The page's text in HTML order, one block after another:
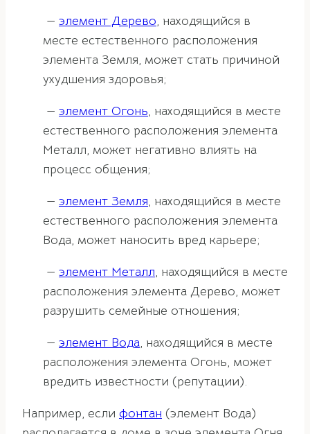
— элемент Дерево, находящийся в
месте естественного расположения
элемента Земля, может стать причиной
ухудшения здоровья;
— элемент Огонь, находящийся в месте
естественного расположения элемента
Металл, может негативно влиять на
процесс общения;
— элемент Земля, находящийся в месте
естественного расположения элемента
Вода, может наносить вред карьере;
— элемент Металл, находящийся в месте
расположения элемента Дерево, может
разрушить семейные отношения;
— элемент Вода, находящийся в месте
расположения элемента Огонь, может
вредить известности (репутации).
Например, если фонтан (элемент Вода)